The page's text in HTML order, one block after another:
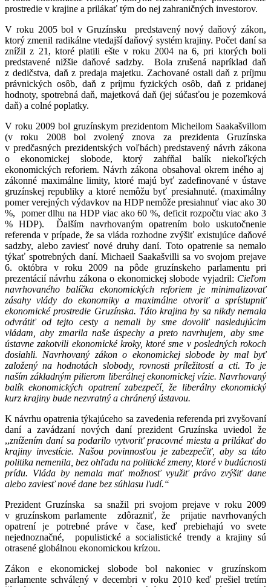
prostredie v krajine a prilákať tým do nej zahraničných investorov.
V roku 2005 bol v Gruzínsku predstavený nový daňový zákon,
ktorý zmenil radikálne vtedajší daňový systém krajiny. Počet daní sa
znížil z 21, ktoré platili ešte v roku 2004 na 6, pri ktorých boli
predstavené nižšie daňové sadzby. Bola zrušená napríklad daň
z dedičstva, daň z predaja majetku. Zachované ostali daň z príjmu
právnických osôb, daň z príjmu fyzických osôb, daň z pridanej
hodnoty, spotrebná daň, majetková daň (jej súčasťou je pozemková
daň) a colné poplatky.
V roku 2009 bol gruzínskym prezidentom Micheilom Saakašvillom
(v roku 2008 bol zvolený znova za prezidenta Gruzínska
v predčasných prezidentských voľbách) predstavený návrh zákona
o ekonomickej slobode, ktorý zahŕňal balík niekoľkých
ekonomických reforiem. Návrh zákona obsahoval okrem iného aj
zákonné maximálne limity, ktoré majú byť zadefinované v ústave
gruzínskej republiky a ktoré nemôžu byť presiahnuté. (maximálny
pomer verejných výdavkov na HDP nemôže presiahnuť viac ako 30
%, pomer dlhu na HDP viac ako 60 %, deficit rozpočtu viac ako 3
% HDP). Ďalším navrhovaným opatrením bolo uskutočnenie
referenda v prípade, že sa vláda rozhodne zvýšiť existujúce daňové
sadzby, alebo zaviesť nové druhy daní. Toto opatrenie sa nemalo
týkať spotrebných daní. Michaeil Saakašvilli sa vo svojom prejave
6. októbra v roku 2009 na pôde gruzínskeho parlamentu pri
prezentácií návrhu zákona o ekonomickej slobode vyjadril: Cieľom
navrhovaného balíčka ekonomických reforiem je minimalizovať
zásahy vlády do ekonomiky a maximálne otvoriť a sprístupniť
ekonomické prostredie Gruzínska. Táto krajina by sa nikdy nemala
odvrátiť od tejto cesty a nemali by sme dovoliť nasledujúcim
vládam, aby zmarila naše úspechy a preto navrhujem, aby sme
ústavne zakotvili ekonomické kroky, ktoré sme v posledných rokoch
dosiahli. Navrhovaný zákon o ekonomickej slobode by mal byť
založený na hodnotách slobody, rovnosti príležitostí a cti. To je
naším základným pilierom liberálnej ekonomickej vízie. Navrhovaný
balík ekonomických opatrení zabezpečí, že liberálny ekonomický
kurz krajiny bude nezvratný a chránený ústavou.
K návrhu opatrenia týkajúceho sa zavedenia referenda pri zvyšovaní
daní a zavádzaní nových daní prezident Gruzínska uviedol že
,,znížením daní sa podarilo vytvoriť pracovné miesta a prilákať do
krajiny investície. Našou povinnosťou je zabezpečiť, aby sa táto
politika nemenila, bez ohľadu na politické zmeny, ktoré v budúcnosti
prídu. Vláda by nemala mať možnosť využiť právo zvýšiť dane
alebo zaviesť nové dane bez súhlasu ľudí.“
Prezident Gruzínska sa snažil pri svojom prejave v roku 2009
v gruzínskom parlamente zdôrazniť, že prijatie navrhovaných
opatrení je potrebné práve v čase, keď prebiehajú vo svete
nejednoznačné, populistické a socialistické trendy a krajiny sú
otrasené globálnou ekonomickou krízou.
Zákon e ekonomickej slobode bol nakoniec v gruzínskom
parlamente schválený v decembri v roku 2010 keď prešiel tretím